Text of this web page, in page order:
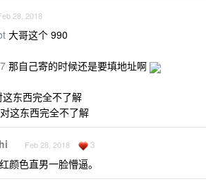
28, 2018
大哥这个 990
那自己寄的时候还是要填地址啊
这东西完全不了解
对这东西完全不了解
Feb 28, 2018 3
颜色直男一脸懵逼。